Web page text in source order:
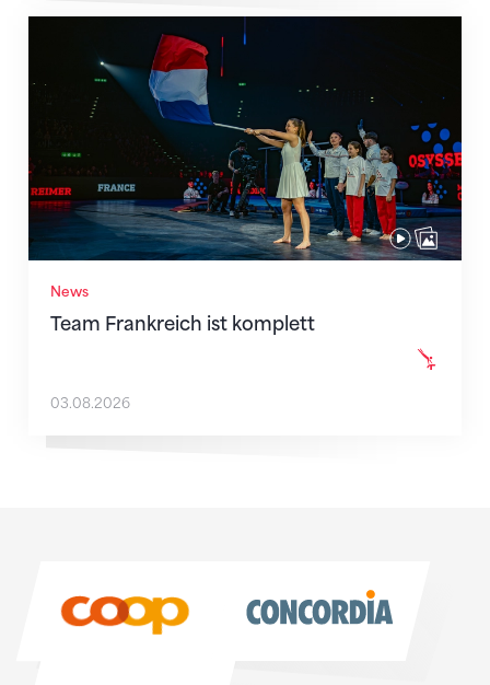
News
Team Frankreich ist komplett
Team Frankreich ist komplett
03.08.2026